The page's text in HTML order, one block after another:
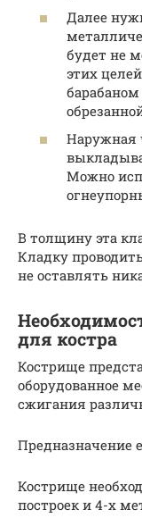
Далее
будет не
этих
Наружная
Можно
В толщину эта
Кладку
не оставлять
для костра
Кострище
оборудованное
сжигания
Предназначение
Кострище
построек и 4-х